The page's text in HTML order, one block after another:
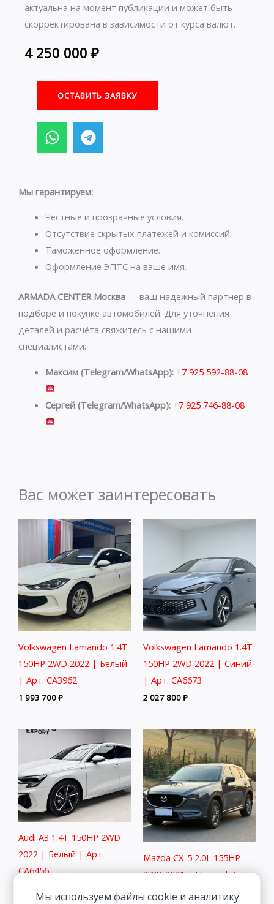
актуальна на момент публикации и может быть
скорректирована в зависимости от курса валют.
4 250 000 ₽
ОСТАВИТЬ ЗАЯВКУ
W
h
a
s
p
p
T
e
l
g
a
m
Мы гарантируем:
Честные и прозрачные условия.
Отсутствие скрытых платежей и комиссий.
Таможенное оформление.
Оформление ЭПТС на ваше имя.
ARMADA CENTER Москва — ваш надежный партнёр в
подборе и покупке автомобилей. Для уточнения
деталей и расчёта свяжитесь с нашими
специалистами:
Максим (Telegram/WhatsApp): +7 925 592-88-08
Сергей (Telegram/WhatsApp): +7 925 746-88-08
Вас может заинтересовать
Volkswagen Lamando 1.4T
150HP 2WD 2022 | Белый
| Арт. CA3962
1 993 700₽
Volkswagen Lamando 1.4T
150HP 2WD 2022 | Синий
| Арт. CA6673
2 027 800₽
Audi A3 1.4T 150HP 2WD
2022 | Белый | Арт.
CA6456
Mazda CX-5 2.0L 155HP
2WD 2021 | Пепел | Арт.
CA5218
Мы используем файлы cookie и аналитику